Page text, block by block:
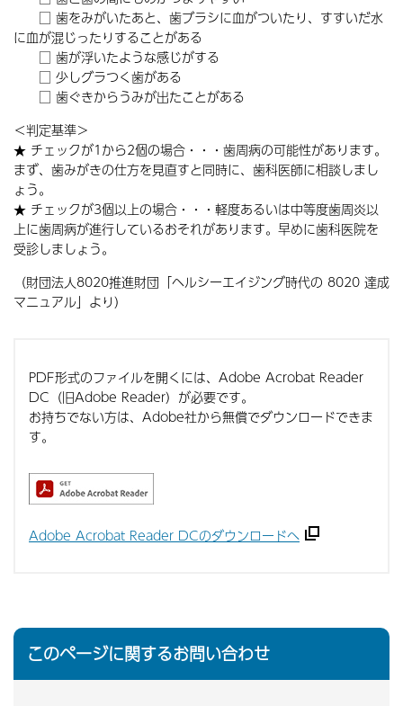
□ 歯をみがいたあと、歯ブラシに血がついたり、すすいだ水
に血が混じったりすることがある
□ 歯が浮いたような感じがする
□ 少しグラつく歯がある
□ 歯ぐきからうみが出たことがある
＜判定基準＞
★ チェックが1から2個の場合・・・ 歯周病の可能性があります。
まず、歯みがきの仕方を見直すと同時に、歯科医師に相談しまし
ょう。
★ チェックが3個以上の場合・・・軽度あるいは中等度歯周炎以
上に歯周病が進行しているおそれがあります。早めに歯科医院を
受診しましょう。
（財団法人8020推進財団「ヘルシーエイジング時代の 8020 達成
マニュアル」より）
PDF形式のファイルを開くには、Adobe Acrobat Reader
DC（旧Adobe Reader）が必要です。
お持ちでない方は、Adobe社から無償でダウンロードできま
す。
Adobe Acrobat Reader DCのダウンロードへ
このページに関するお問い合わせ